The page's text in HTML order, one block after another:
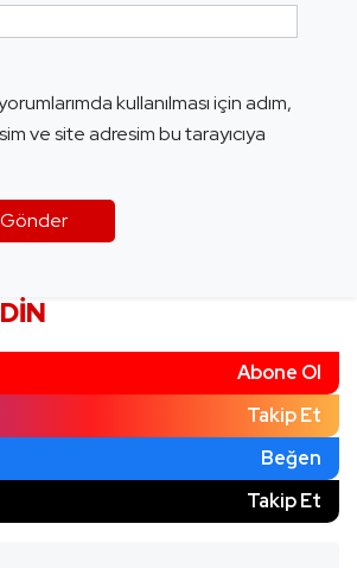
kullanılması için adım,
ve site adresim bu tarayıcıya
Abone Ol
Takip Et
Beğen
Takip Et